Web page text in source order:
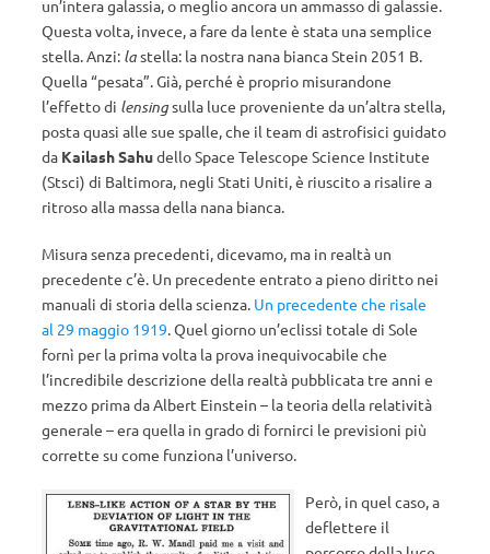
un’intera galassia, o meglio ancora un ammasso di galassie.
Questa volta, invece, a fare da lente è stata una semplice
stella. Anzi: lastella: la nostra nana bianca Stein 2051 B.
Quella “pesata”. Già, perché è proprio misurandone
l’effetto di lensingsulla luce proveniente da un’altra stella,
posta quasi alle sue spalle, che il team di astrofisici guidato
da Kailash Sahudello Space Telescope Science Institute
(Stsci) di Baltimora, negli Stati Uniti, è riuscito a risalire a
ritroso alla massa della nana bianca.
Misura senza precedenti, dicevamo, ma in realtà un
precedente c’è. Un precedente entrato a pieno diritto nei
manuali di storia della scienza. Un precedente che risale
al 29 maggio 1919. Quel giorno un’eclissi totale di Sole
fornì per la prima volta la prova inequivocabile che
l’incredibile descrizione della realtà pubblicata tre anni e
mezzo prima da Albert Einstein – la teoria della relatività
generale – era quella in grado di fornirci le previsioni più
corrette su come funziona l’universo.
Però, in quel caso, a
deflettere il